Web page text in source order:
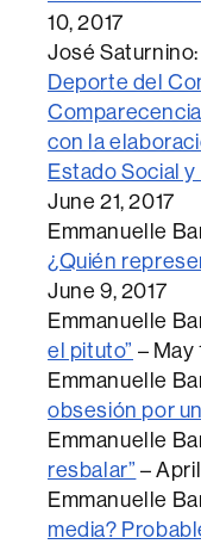
10, 2017
José Saturnino:
Deporte del
Comparecencia
con la
Estado Social
June 21, 2017
Emmanuelle
¿Quién
June 9, 2017
Emmanuelle
el pituto” – May
Emmanuelle
obsesión por
Emmanuelle
resbalar” –
Emmanuelle
media?